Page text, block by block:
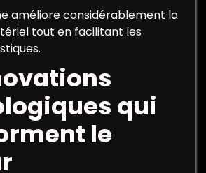
améliore considérablement la
tout en facilitant les
qui
le